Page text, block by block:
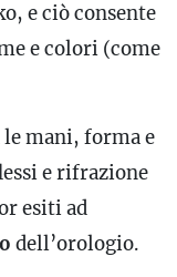
e ciò consente
e colori (come
le mani, forma e
e rifrazione
esiti ad
dell’orologio.